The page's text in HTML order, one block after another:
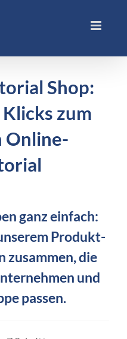
Shop:
zum
Online-
ganz einfach:
Produkt-
zusammen, die
und
passen.